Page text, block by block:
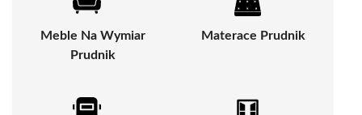
Meble Na Wymiar
Prudnik
Materace Prudnik